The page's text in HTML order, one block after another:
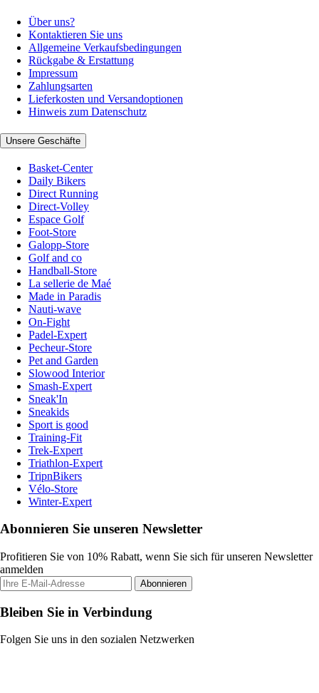
Über uns?
Kontaktieren Sie uns
Allgemeine Verkaufsbedingungen
Rückgabe & Erstattung
Impressum
Zahlungsarten
Lieferkosten und Versandoptionen
Hinweis zum Datenschutz
Unsere Geschäfte
Basket-Center
Daily Bikers
Direct Running
Direct-Volley
Espace Golf
Foot-Store
Galopp-Store
Golf and co
Handball-Store
La sellerie de Maé
Made in Paradis
Nauti-wave
On-Fight
Padel-Expert
Pecheur-Store
Pet and Garden
Slowood Interior
Smash-Expert
Sneak'In
Sneakids
Sport is good
Training-Fit
Trek-Expert
Triathlon-Expert
TripnBikers
Vélo-Store
Winter-Expert
Abonnieren Sie unseren Newsletter
Profitieren Sie von 10% Rabatt, wenn Sie sich für unseren Newsletter
anmelden
Abonnieren
Bleiben Sie in Verbindung
Folgen Sie uns in den sozialen Netzwerken